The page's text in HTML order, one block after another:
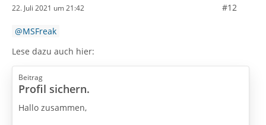
22. Juli 2021 um 21:42 #12
MSFreak
Lese dazu auch hier:
Beitrag
Profil sichern.
Hallo zusammen,